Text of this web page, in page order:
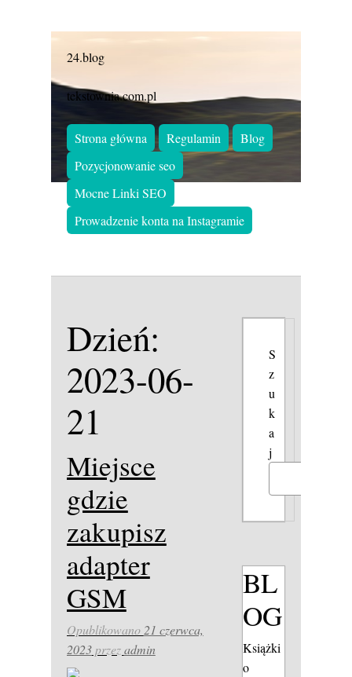
24.blog
tekstownia.com.pl
Strona główna Regulamin
Blog
Pozycjonowanie seo
Mocne Linki SEO
Prowadzenie konta na Instagramie
Dzień:
2023-06-
21
Miejsce
gdzie
zakupisz
adapter
GSM
Opublikowano 21 czerwca,
2023przezadmin
S
z
u
k
a
j
BL
OG
Książki
o